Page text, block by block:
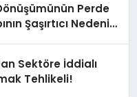
Perde
Şaşırtıcı Nedeni
Sektöre İddialı
Tehlikeli!